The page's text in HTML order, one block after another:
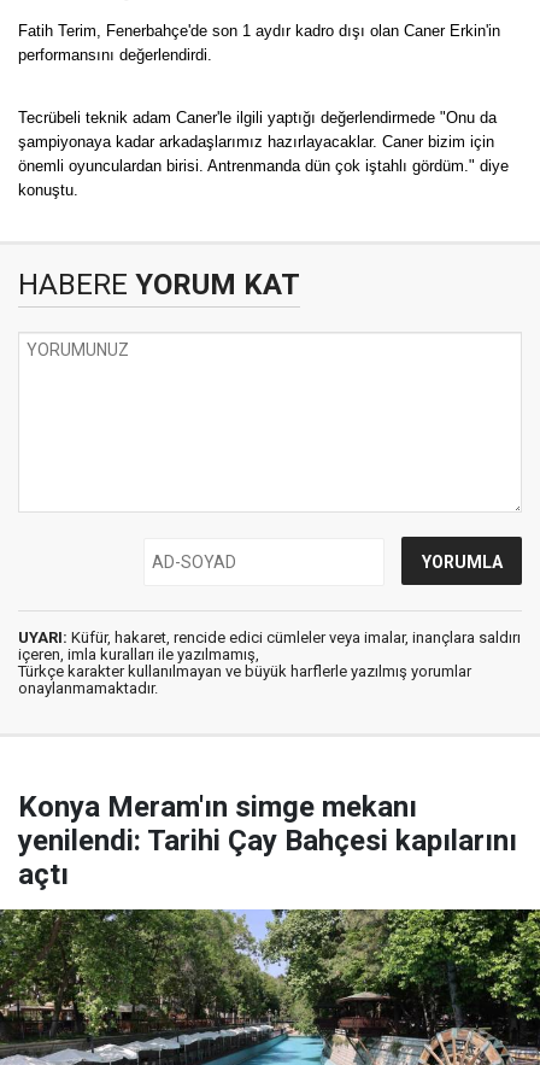
Fatih Terim, Fenerbahçe'de son 1 aydır kadro dışı olan Caner Erkin'in
performansını değerlendirdi.
Tecrübeli teknik adam Caner'le ilgili yaptığı değerlendirmede "Onu da
şampiyonaya kadar arkadaşlarımız hazırlayacaklar. Caner bizim için
önemli oyunculardan birisi. Antrenmanda dün çok iştahlı gördüm." diye
konuştu.
HABERE YORUM KAT
UYARI: Küfür, hakaret, rencide edici cümleler veya imalar, inançlara saldırı
içeren, imla kuralları ile yazılmamış,
Türkçe karakter kullanılmayan ve büyük harflerle yazılmış yorumlar
onaylanmamaktadır.
Konya Meram'ın simge mekanı
yenilendi: Tarihi Çay Bahçesi kapılarını
açtı